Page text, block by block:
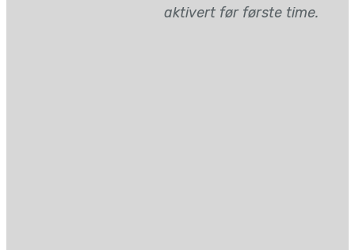
aktivert før første time.